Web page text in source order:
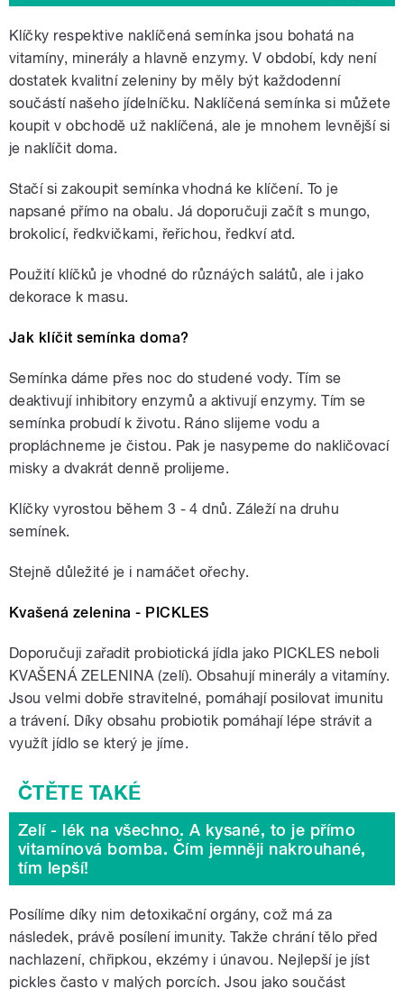
Klíčky respektive naklíčená semínka jsou bohatá na
vitamíny, minerály a hlavně enzymy. V období, kdy není
dostatek kvalitní zeleniny by měly být každodenní
součástí našeho jídelníčku. Naklíčená semínka si můžete
koupit v obchodě už naklíčená, ale je mnohem levnější si
je naklíčit doma.
Stačí si zakoupit semínka vhodná ke klíčení. To je
napsané přímo na obalu. Já doporučuji začít s mungo,
brokolicí, ředkvičkami, řeřichou, ředkví atd.
Použití klíčků je vhodné do různáých salátů, ale i jako
dekorace k masu.
Jak klíčit semínka doma?
Semínka dáme přes noc do studené vody. Tím se
deaktivují inhibitory enzymů a aktivují enzymy. Tím se
semínka probudí k životu. Ráno slijeme vodu a
propláchneme je čistou. Pak je nasypeme do nakličovací
misky a dvakrát denně prolijeme.
Klíčky vyrostou během 3 - 4 dnů. Záleží na druhu
semínek.
Stejně důležité je i namáčet ořechy.
Kvašená zelenina - PICKLES
Doporučuji zařadit probiotická jídla jako PICKLES neboli
KVAŠENÁ ZELENINA (zelí). Obsahují minerály a vitamíny.
Jsou velmi dobře stravitelné, pomáhají posilovat imunitu
a trávení. Díky obsahu probiotik pomáhají lépe strávit a
využít jídlo se který je jíme.
Zelí - lék na všechno. A kysané, to je přímo
vitamínová bomba. Čím jemněji nakrouhané,
tím lepší!
Posílíme díky nim detoxikační orgány, což má za
následek, právě posílení imunity. Takže chrání tělo před
nachlazení, chřipkou, ekzémy i únavou. Nejlepší je jíst
pickles často v malých porcích. Jsou jako součást